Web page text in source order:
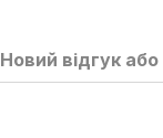
Новий відгук